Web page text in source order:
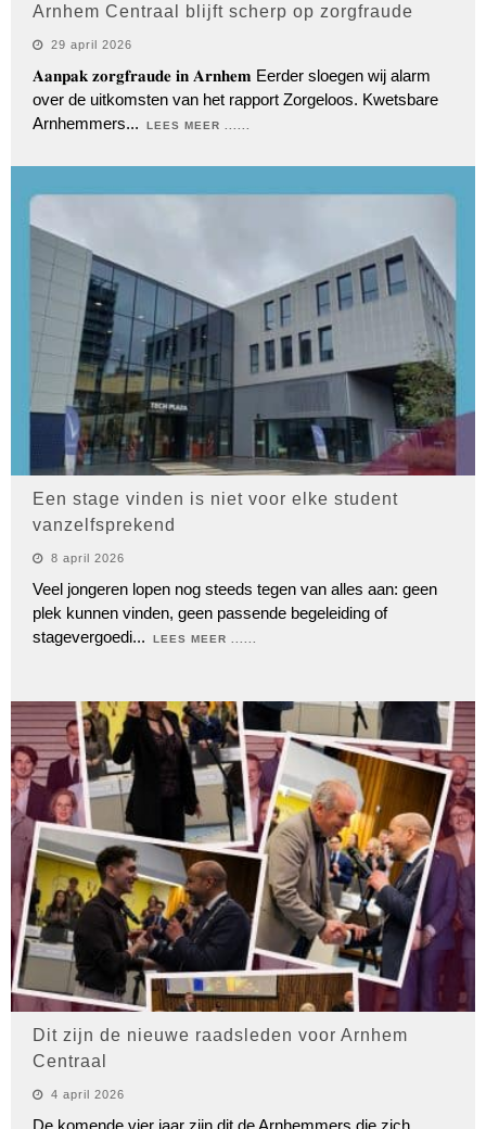
Arnhem Centraal blijft scherp op zorgfraude
29 april 2026
𝐀𝐚𝐧𝐩𝐚𝐤 𝐳𝐨𝐫𝐠𝐟𝐫𝐚𝐮𝐝𝐞 𝐢𝐧 𝐀𝐫𝐧𝐡𝐞𝐦 Eerder sloegen wij alarm
over de uitkomsten van het rapport Zorgeloos. Kwetsbare
Arnhemmers... LEES MEER ......
Een stage vinden is niet voor elke student
vanzelfsprekend
8 april 2026
Veel jongeren lopen nog steeds tegen van alles aan: geen
plek kunnen vinden, geen passende begeleiding of
stagevergoedi... LEES MEER ......
Dit zijn de nieuwe raadsleden voor Arnhem
Centraal
4 april 2026
De komende vier jaar zijn dit de Arnhemmers die zich